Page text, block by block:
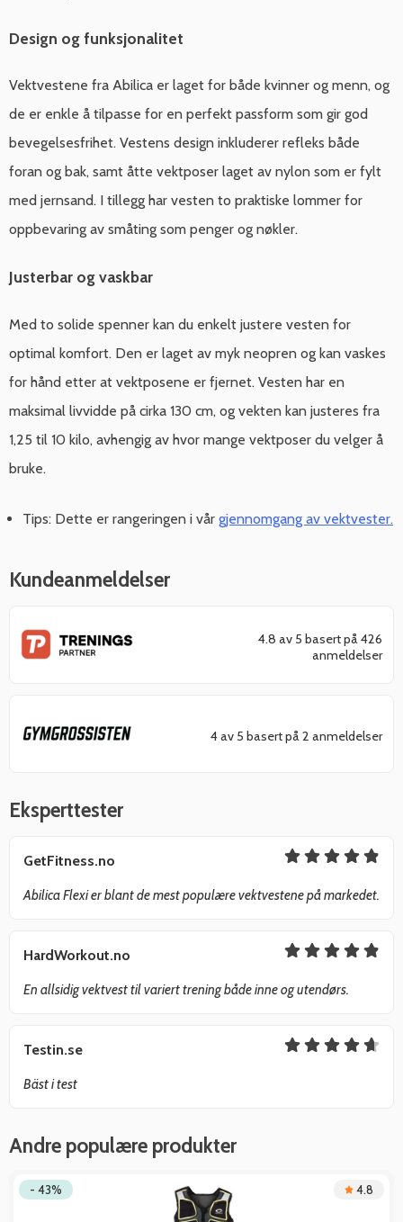
Design og funksjonalitet
Vektvestene fra Abilica er laget for både kvinner og menn, og
de er enkle å tilpasse for en perfekt passform som gir god
bevegelsesfrihet. Vestens design inkluderer refleks både
foran og bak, samt åtte vektposer laget av nylon som er fylt
med jernsand. I tillegg har vesten to praktiske lommer for
oppbevaring av småting som penger og nøkler.
Justerbar og vaskbar
Med to solide spenner kan du enkelt justere vesten for
optimal komfort. Den er laget av myk neopren og kan vaskes
for hånd etter at vektposene er fjernet. Vesten har en
maksimal livvidde på cirka 130 cm, og vekten kan justeres fra
1,25 til 10 kilo, avhengig av hvor mange vektposer du velger å
bruke.
Tips: Dette er rangeringen i vår gjennomgang av vektvester.
Kundeanmeldelser
4.8 av 5 basert på 426
anmeldelser
4 av 5 basert på 2 anmeldelser
Eksperttester
GetFitness.no
Abilica Flexi er blant de mest populære vektvestene på markedet.
HardWorkout.no
En allsidig vektvest til variert trening både inne og utendørs.
Testin.se
Bäst i test
Andre populære produkter
- 43% 4.8